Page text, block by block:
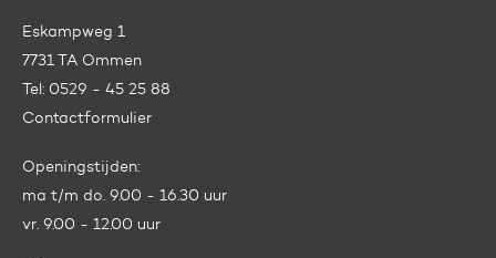
Eskampweg 1
7731 TA Ommen
Tel: 0529 - 45 25 88
Contactformulier
Openingstijden:
ma t/m do. 9.00 - 16.30 uur
vr. 9.00 - 12.00 uur